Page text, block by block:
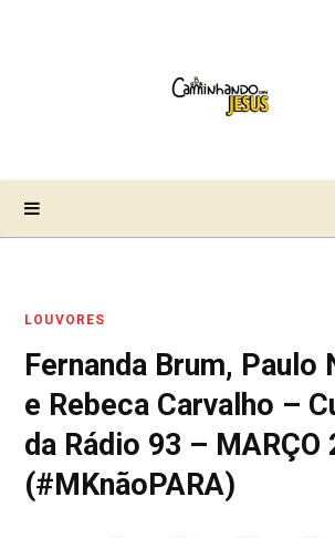
LOUVORES
Fernanda Brum, Paulo
e Rebeca Carvalho –
da Rádio 93 – MARÇO
(#MKnãoPARA)